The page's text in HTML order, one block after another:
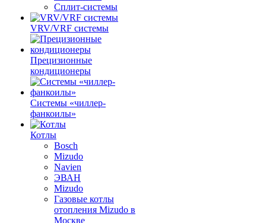
Сплит-системы
VRV/VRF системы
Прецизионные
кондиционеры
Системы «чиллер-
фанкоилы»
Котлы
Bosch
Mizudo
Navien
ЭВАН
Mizudo
Газовые котлы
отопления Mizudo в
Москве